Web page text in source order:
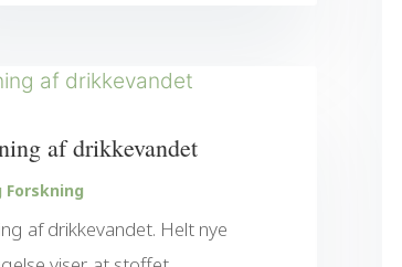
af drikkevandet
Forskning
af drikkevandet. Helt nye